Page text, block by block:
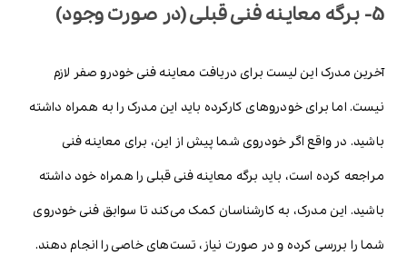
5- برگه معاینه فنی قبلی (در صورت وجود)
آخرین مدرک این لیست برای دریافت معاینه فنی خودرو صفر لازم
نیست. اما برای خودروهای کارکرده باید این مدرک را به همراه داشته
باشید. در واقع اگر خودروی شما پیش از این، برای معاینه فنی
مراجعه کرده است، باید برگه معاینه فنی قبلی را همراه خود داشته
باشید. این مدرک، به کارشناسان کمک می‌کند تا سوابق فنی خودروی
شما را بررسی کرده و در صورت نیاز، تست‌های خاصی را انجام دهند.